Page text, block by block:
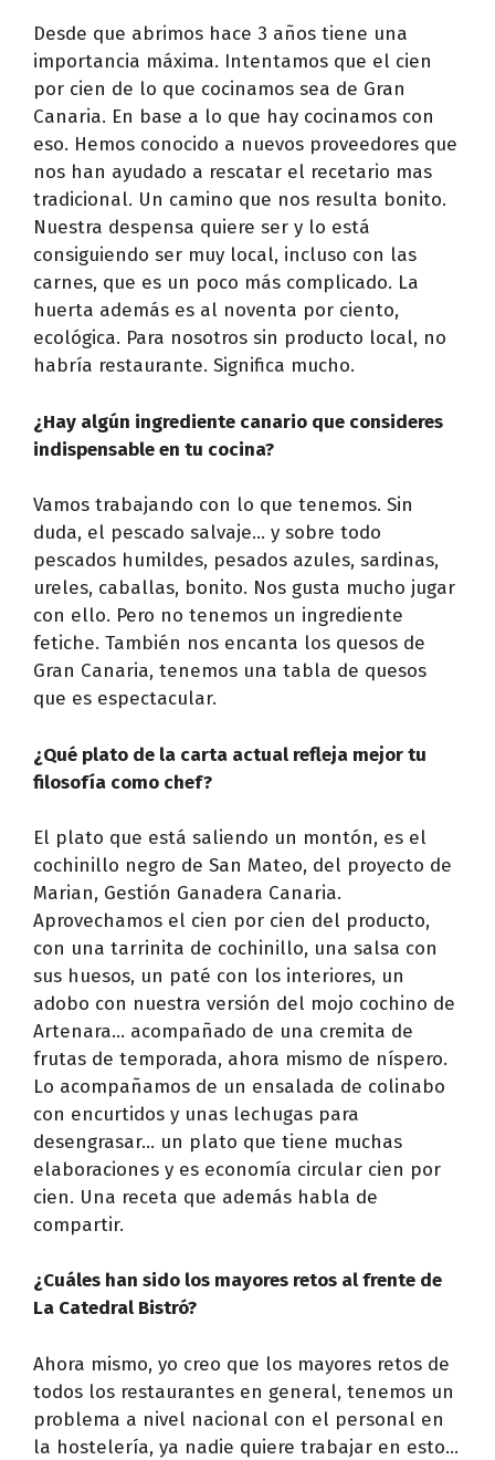
Desde que abrimos hace 3 años tiene una
importancia máxima. Intentamos que el cien
por cien de lo que cocinamos sea de Gran
Canaria. En base a lo que hay cocinamos con
eso. Hemos conocido a nuevos proveedores que
nos han ayudado a rescatar el recetario mas
tradicional. Un camino que nos resulta bonito.
Nuestra despensa quiere ser y lo está
consiguiendo ser muy local, incluso con las
carnes, que es un poco más complicado. La
huerta además es al noventa por ciento,
ecológica. Para nosotros sin producto local, no
habría restaurante. Significa mucho.
¿Hay algún ingrediente canario que consideres
indispensable en tu cocina?
Vamos trabajando con lo que tenemos. Sin
duda, el pescado salvaje… y sobre todo
pescados humildes, pesados azules, sardinas,
ureles, caballas, bonito. Nos gusta mucho jugar
con ello. Pero no tenemos un ingrediente
fetiche. También nos encanta los quesos de
Gran Canaria, tenemos una tabla de quesos
que es espectacular.
¿Qué plato de la carta actual refleja mejor tu
filosofía como chef?
El plato que está saliendo un montón, es el
cochinillo negro de San Mateo, del proyecto de
Marian, Gestión Ganadera Canaria.
Aprovechamos el cien por cien del producto,
con una tarrinita de cochinillo, una salsa con
sus huesos, un paté con los interiores, un
adobo con nuestra versión del mojo cochino de
Artenara… acompañado de una cremita de
frutas de temporada, ahora mismo de níspero.
Lo acompañamos de un ensalada de colinabo
con encurtidos y unas lechugas para
desengrasar… un plato que tiene muchas
elaboraciones y es economía circular cien por
cien. Una receta que además habla de
compartir.
¿Cuáles han sido los mayores retos al frente de
La Catedral Bistró?
Ahora mismo, yo creo que los mayores retos de
todos los restaurantes en general, tenemos un
problema a nivel nacional con el personal en
la hostelería, ya nadie quiere trabajar en esto…